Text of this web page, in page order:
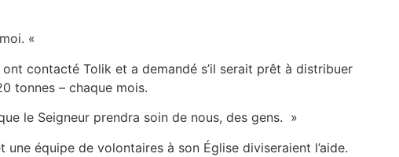
«
contacté Tolik et a demandé s’il serait prêt à distribuer
tonnes – chaque mois.
le Seigneur prendra soin de nous, des gens. »
équipe de volontaires à son Église diviseraient l’aide.